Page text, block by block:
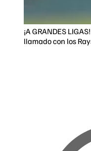
¡A GRANDES
llamado con los